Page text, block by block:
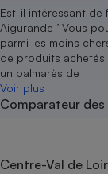
Est-il intéressant de
Aigurande ’ Vous
parmi les moins
de produits achetés
un palmarès de
Voir plus
Comparateur
Centre-Val de
Conseils
Brèves
Soumettre un
Lettres types
Rencontrer
Les billets de
Nos
Nous rejoindre
En savoir plus
nous ?
Notre
Nos
Nous rejoindre